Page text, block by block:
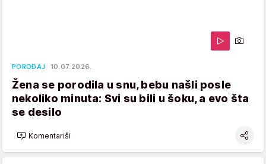
POROĐAJ 10.07.2026.
Žena se porodila u snu, bebu našli posle
nekoliko minuta: Svi su bili u šoku, a evo šta
se desilo
Komentariši